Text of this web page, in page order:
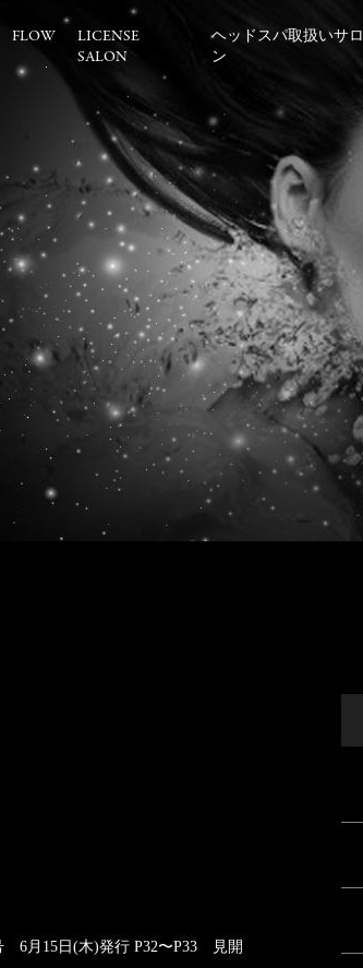
FLOW
LICENSE
SALON
ヘッドスパ取扱いサロ
ン
6月15日(木)発行 P32〜P33 見開